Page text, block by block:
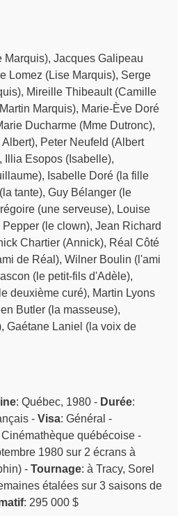
Jacques Galipeau
Lomez (Lise Marquis), Serge
Mireille Thibeault (Camille
Marquis), Marie-Ève Doré
Ducharme (Mme Dutronc),
Peter Neufeld (Albert
Illia Esopos (Isabelle),
Isabelle Doré (la fille
tante), Guy Bélanger (le
(une serveuse), Louise
(le clown), Jean Richard
Chartier (Annick), Réal Côté
de Réal), Wilner Boulin (l'ami
(le petit-fils d'Adèle),
deuxième curé), Martin Lyons
Butler (la masseuse),
Gaétane Laniel (la voix de
: Québec, 1980 - Durée:
-Visa: Général -
québécoise -
1980 sur 2 écrans à
-Tournage: à Tracy, Sorel
étalées sur 3 saisons de
: 295 000 $